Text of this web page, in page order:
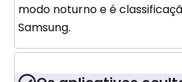
modo noturno e é
Samsung.